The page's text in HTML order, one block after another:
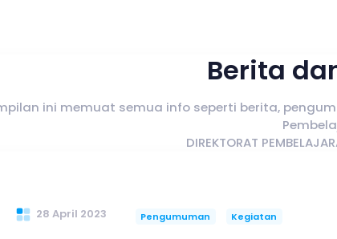
Berita
ini memuat semua info seperti berita,
DIREKTORAT
28 April 2023 Pengumuman Kegiatan